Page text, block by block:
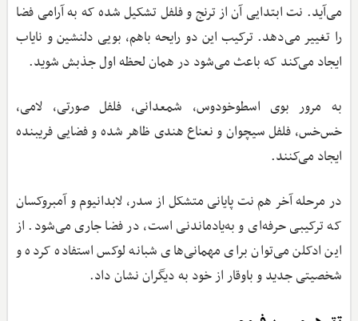
می‌آید. نت ابتدایی آن از ترنج و فلفل تشکیل شده که به آرامی فضا
را تغییر می‌دهد. ترکیب این دو رایحه باهم، بویی دلنشین و نایاب
ایجاد می‌کند که باعث می‌شود در همان لحظه اول جذبش شوید‌.
به مرور بوی اسطوخودوس، شمعدانی، فلفل صورتی، لامی،
خس‌خس، فلفل سیچوان و نعناع هندی ظاهر شده و فضایی فریبنده
ایجاد می‌کنند.
در مرحله آخر هم نت پایانی متشکل از سدر، لابدانیوم و آمبروکسان
که ترکیبی حرفه‌ای و به‌یادماندنی است، در فضا جاری می‌شود. از
این ادکلن می‌توان برای مهمانی‌های شبانه لوکس استفاده کرده و
شخصیتی جدید و باوقار از خود به دیگران نشان داد.